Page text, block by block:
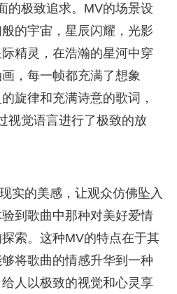
的极致追求。MV的场景设
的宇宙，星辰闪耀，光影
精灵，在浩瀚的星河中穿
，每一帧都充满了想象
旋律和充满诗意的歌词，
视觉语言进行了极致的放
实的美感，让观众仿佛坠入
到歌曲中那种对美好爱情
索。这种MV的特点在于其
将歌曲的情感升华到一种
人以极致的视觉和心灵享